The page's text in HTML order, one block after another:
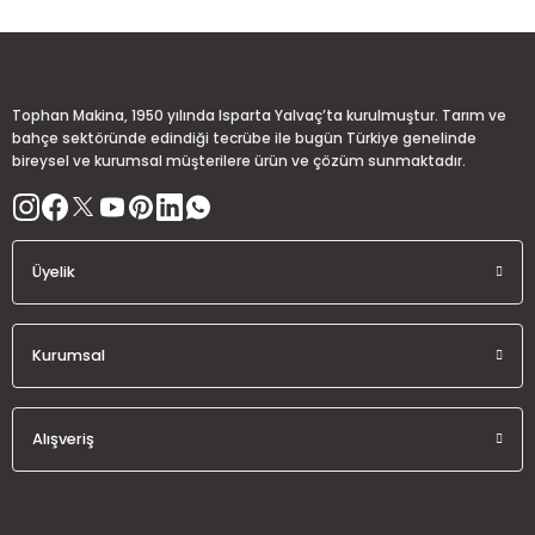
Bu ürüne benzer farklı alternatifler olmalı.
Tophan Makina, 1950 yılında Isparta Yalvaç’ta kurulmuştur. Tarım ve
bahçe sektöründe edindiği tecrübe ile bugün Türkiye genelinde
bireysel ve kurumsal müşterilere ürün ve çözüm sunmaktadır.
Üyelik
Kurumsal
Alışveriş